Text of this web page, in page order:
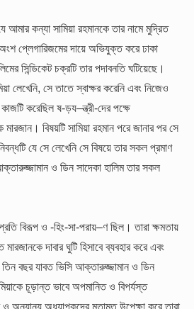
আমার কন্যা সামিয়া রহমানকে তার নামে মুদ্রিত
প্লেগারিজমের দায়ে অভিযুক্ত করে ঢাকা
সিন্ডিকেট চক্রটি তার পদাবনতি ঘটিয়েছে।
লেখেনি, সে তাতে স্বাক্ষর করেনি এবং নিজেও
করেছিল ষ-ড়য–ন্ত্রী-দের পক্ষে
বিষয়টি সামিয়া রহমান পরে জানার পর সে
যে সে লেখেনি সে বিষয়ে তার সকল প্রমাণ
ও ডিন সাদেকা হালিম তার সকল
প্রতি বিরূপ ও -হিং-সা-পরায়–ণ ছিল। তারা ক্ষমতায়
দাবার ঘুটি হিসাবে ব্যবহার করে এবং
বছর যাবত ভিসি আক্তারুজ্জামান ও ডিন
চূড়ান্ত ভাবে অপমানিত ও বিপর্যস্ত
ও অন্যান্য অধ্যাপকদের মতামত উপেক্ষা করে তারা